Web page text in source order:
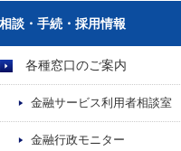
相談・手続・採用情報
各種窓口のご案内
金融サービス利用者相談室
金融行政モニター